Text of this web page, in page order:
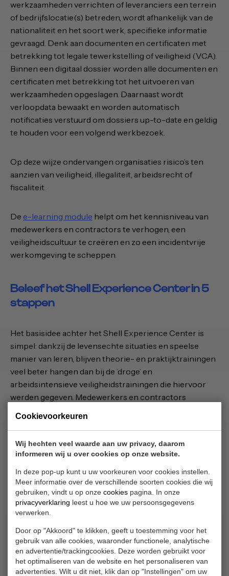
Cookievoorkeuren
Wij hechten veel waarde aan uw privacy, daarom
informeren wij u over cookies op onze website.
In deze pop-up kunt u uw voorkeuren voor cookies instellen.
Meer informatie over de verschillende soorten cookies die wij
gebruiken, vindt u op onze cookies pagina. In onze
privacyverklaring leest u hoe we uw persoonsgegevens
verwerken.
Door op "Akkoord" te klikken, geeft u toestemming voor het
gebruik van alle cookies, waaronder functionele, analytische
en advertentie/trackingcookies. Deze worden gebruikt voor
het optimaliseren van de website en het personaliseren van
advertenties. Wilt u dit niet, klik dan op "Instellingen" om uw
werkzaamheden verrichten of leveranciers een terrein
of bedrijfslocatie(s) betreden, wordt afhankelijk van de
nationaliteit en het soort werk, specifieke informatie
gevraagd. Denk aan documenten en certificaten met
betrekking tot legale tewerkstelling of veiligheid (VCA).
Binnen een digitaal dossier worden alle documenten en
certificaten met betrekking tot het uitvoeren van
werkzaamheden opgeslagen. Daarnaast wordt
verloopdata bewaakt en worden automatisch
notificaties verstuurd om dossiers up-to-date en geldig
te houden voor een volgend werkbezoek.
Op deze wijze ondervangen organisaties risico’s ten
aanzien van veiligheid, illegaliteit, arbeidsrecht of
fiscaliteit.
De e-learning module helpt om het kennisniveau van
medewerkers en contractors te verhogen, een
veiligheidscultuur te creëren en zo een incidentvrije
werkomgeving te scheppen.
Beleef het Shell Experience Center in 5
stappen
Het basisidee achter het Shell Experience Center is
simpel: dankzij de levensechte situaties en speelse
manier van leren, blijven theorie- en praktijktrainingen
veel beter hangen dan bij de ‘droge’ en
arbeidsintensieve veiligheidstrainingen die hiervoor
werden gegeven. Medewerkers en contractors
Deelnemers melden zich vooraf aan.
Op basis van functie en werkzaamheden volgen zij
computer.
Afhankelijk van functie en werkzaamheden
doorlopen deelnemers (al dan niet groepsgewijs) met
een persoonlijke QR-code een route met een aantal
safety-scenario’s door het Shell Experience Center.
Na de online e-learning en het doorlopen van het
Experience Center volgt de deelnemer het examen via
een tablet op de locatie.